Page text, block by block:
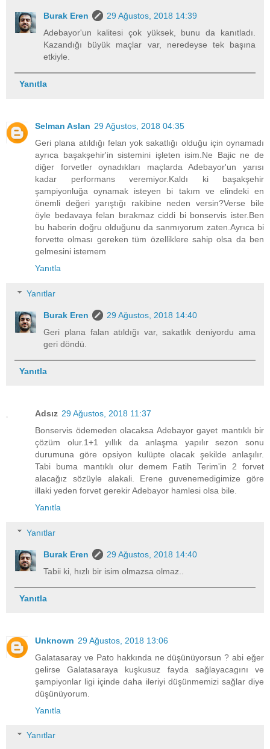
Burak Eren
29 Ağustos, 2018 14:39
Adebayor'un kalitesi çok yüksek, bunu da kanıtladı.
Kazandığı büyük maçlar var, neredeyse tek başına
etkiyle.
Yanıtla
Selman Aslan 29 Ağustos, 2018 04:35
Geri plana atıldığı felan yok sakatlığı olduğu için oynamadı
ayrıca başakşehir'in sistemini işleten isim.Ne Bajic ne de
diğer forvetler oynadıkları maçlarda Adebayor'un yarısı
kadar performans veremiyor.Kaldı ki başakşehir
şampiyonluğa oynamak isteyen bi takım ve elindeki en
önemli değeri yarıştığı rakibine neden versin?Verse bile
öyle bedavaya felan bırakmaz ciddi bi bonservis ister.Ben
bu haberin doğru olduğunu da sanmıyorum zaten.Ayrıca bi
forvette olması gereken tüm özelliklere sahip olsa da ben
gelmesini istemem
Yanıtla
Yanıtlar
Burak Eren
29 Ağustos, 2018 14:40
Geri plana falan atıldığı var, sakatlık deniyordu ama
geri döndü.
Yanıtla
Adsız 29 Ağustos, 2018 11:37
Bonservis ödemeden olacaksa Adebayor gayet mantıklı bir
çözüm olur.1+1 yıllık da anlaşma yapılır sezon sonu
durumuna göre opsiyon kulüpte olacak şekilde anlaşılır.
Tabi buma mantıklı olur demem Fatih Terim'in 2 forvet
alacağız sözüyle alakali. Erene guvenemedigimize göre
illaki yeden forvet gerekir Adebayor hamlesi olsa bile.
Yanıtla
Yanıtlar
Burak Eren
29 Ağustos, 2018 14:40
Tabii ki, hızlı bir isim olmazsa olmaz..
Yanıtla
Unknown 29 Ağustos, 2018 13:06
Galatasaray ve Pato hakkında ne düşünüyorsun ? abi eğer
gelirse Galatasaraya kuşkusuz fayda sağlayacagını ve
şampiyonlar ligi içinde daha ileriyi düşünmemizi sağlar diye
düşünüyorum.
Yanıtla
Yanıtlar